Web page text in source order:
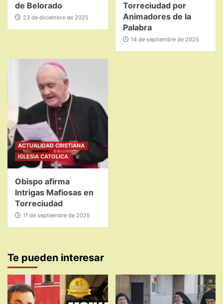
de Belorado
23 de diciembre de 2025
Torreciudad por
Animadores de la
Palabra
14 de septiembre de 2025
ACTUALIDAD CRISTIANA
IGLESIA CATOLICA
Obispo afirma
Intrigas Mafiosas en
Torreciudad
11 de septiembre de 2025
Te pueden interesar